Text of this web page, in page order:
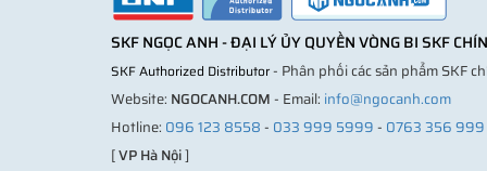
SKF NGỌC ANH - ĐẠI LÝ ỦY QUYỀN VÒNG BI SKF
SKF Authorized Distributor- Phân phối các sản phẩm SKF
Website: NGOCANH.COM- Email: info@ngocanh.com
Hotline: 096 123 8558- 033 999 5999- 0763 356 999
[VP Hà Nội]